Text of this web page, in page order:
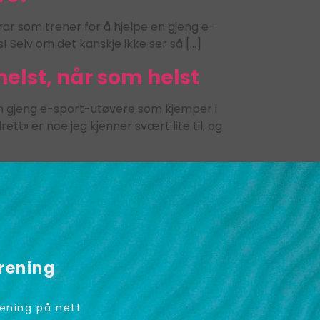
som trener for å hjelpe en gjeng e-
om det kanskje ikke ser så […]
når som helst
gjeng e-sport-utøvere som kjemper i
er noe jeg kjenner svært lite til, og
på nett